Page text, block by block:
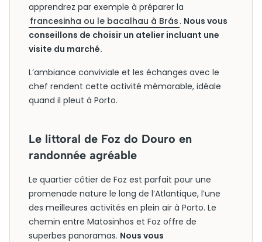
apprendrez par exemple à préparer la
francesinha ou le bacalhau à Brás . Nous vous
conseillons de choisir un atelier incluant une
visite du marché.
L’ambiance conviviale et les échanges avec le
chef rendent cette activité mémorable, idéale
quand il pleut à Porto.
Le littoral de Foz do Douro en
randonnée agréable
Le quartier côtier de Foz est parfait pour une
promenade nature le long de l’Atlantique, l’une
des meilleures activités en plein air à Porto. Le
chemin entre Matosinhos et Foz offre de
superbes panoramas. Nous vous